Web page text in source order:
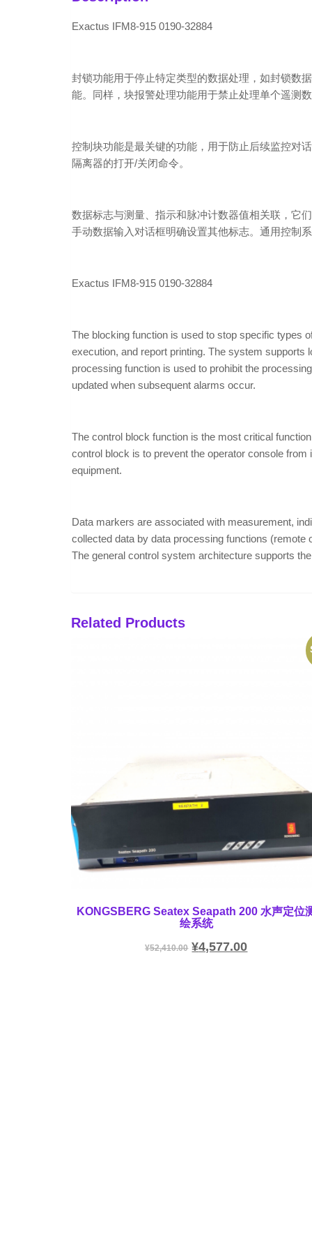
Exactus IFM8-915 0190-32884
封锁功能用于停止特定类型的数据处理，如封锁数
能。同样，块报警处理功能用于禁止处理单个遥测
控制块功能是最关键的功能，用于防止后续监控对
隔离器的打开/关闭命令。
数据标志与测量、指示和脉冲计数器值相关联，它
手动数据输入对话框明确设置其他标志。通用控制
Exactus IFM8-915 0190-32884
The blocking function is used to stop specific types
execution, and report printing. The system supports
processing function is used to prohibit the
updated when subsequent alarms occur.
The control block function is the most critical
control block is to prevent the operator console
equipment.
Data markers are associated with measurement,
collected data by data processing functions
The general control system architecture supports
Related Products
KONGSBERG Seatex Seapath 200 水声定位
绘系统
¥52,410.00 ¥4,577.00